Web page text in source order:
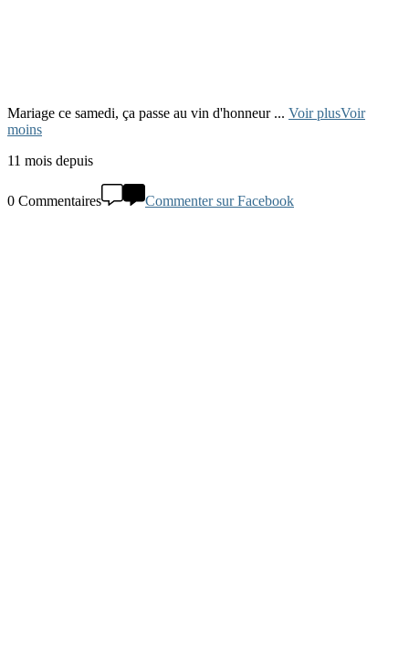
Mariage ce samedi, ça passe au vin d'honneur ... Voir plusVoir
moins
11 mois depuis
0 Commentaires Commenter sur Facebook